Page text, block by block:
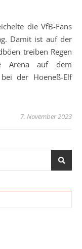
Damit ist auf der
treiben Regen
Arena auf dem
der Hoeneß-Elf
7. November 2023